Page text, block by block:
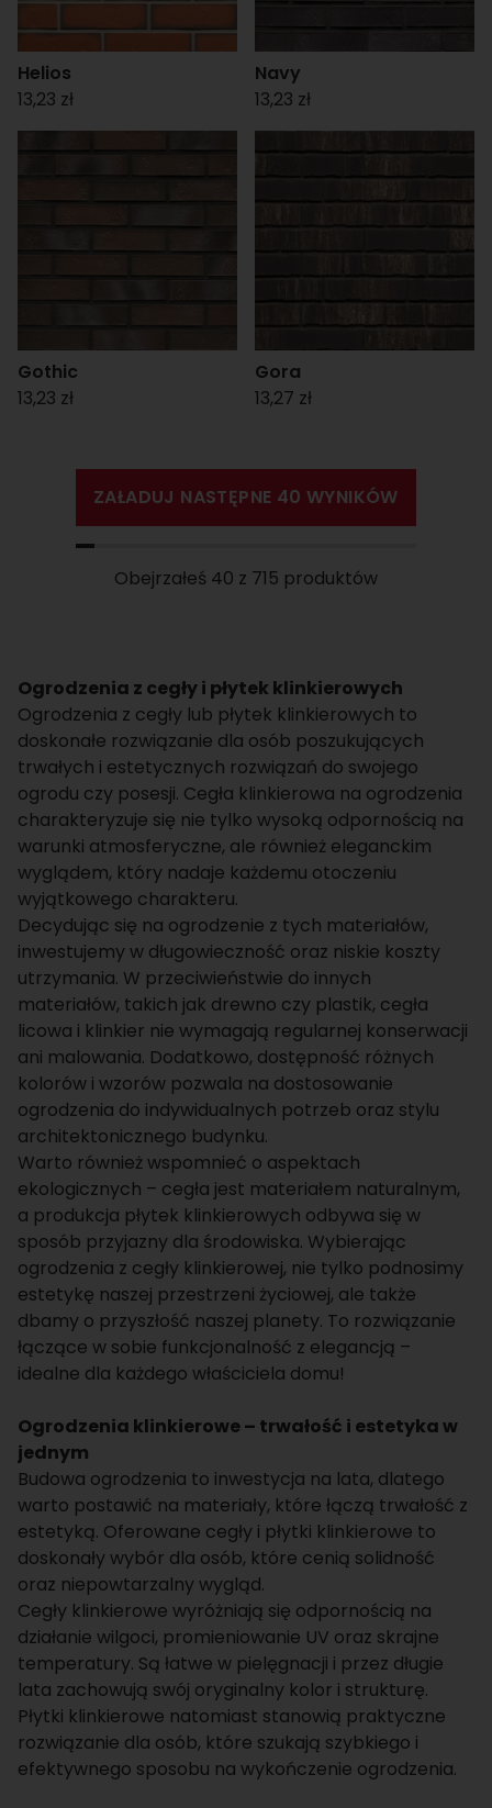
Helios
13,23 zł
Navy
13,23 zł
Gothic
13,23 zł
Gora
13,27 zł
ZAŁADUJ NASTĘPNE 40 WYNIKÓW
Obejrzałeś 40 z 715 produktów
Ogrodzenia z cegły i płytek klinkierowych
Ogrodzenia z cegły lub płytek klinkierowych to
doskonałe rozwiązanie dla osób poszukujących
trwałych i estetycznych rozwiązań do swojego
ogrodu czy posesji. Cegła klinkierowa na ogrodzenia
charakteryzuje się nie tylko wysoką odpornością na
warunki atmosferyczne, ale również eleganckim
wyglądem, który nadaje każdemu otoczeniu
wyjątkowego charakteru.
Decydując się na ogrodzenie z tych materiałów,
inwestujemy w długowieczność oraz niskie koszty
utrzymania. W przeciwieństwie do innych
materiałów, takich jak drewno czy plastik, cegła
licowa i klinkier nie wymagają regularnej konserwacji
ani malowania. Dodatkowo, dostępność różnych
kolorów i wzorów pozwala na dostosowanie
ogrodzenia do indywidualnych potrzeb oraz stylu
architektonicznego budynku.
Warto również wspomnieć o aspektach
ekologicznych – cegła jest materiałem naturalnym,
a produkcja płytek klinkierowych odbywa się w
sposób przyjazny dla środowiska. Wybierając
ogrodzenia z cegły klinkierowej, nie tylko podnosimy
estetykę naszej przestrzeni życiowej, ale także
dbamy o przyszłość naszej planety. To rozwiązanie
łączące w sobie funkcjonalność z elegancją –
idealne dla każdego właściciela domu!
Ogrodzenia klinkierowe – trwałość i estetyka w
jednym
Budowa ogrodzenia to inwestycja na lata, dlatego
warto postawić na materiały, które łączą trwałość z
estetyką. Oferowane cegły i płytki klinkierowe to
doskonały wybór dla osób, które cenią solidność
oraz niepowtarzalny wygląd.
Cegły klinkierowe wyróżniają się odpornością na
działanie wilgoci, promieniowanie UV oraz skrajne
temperatury. Są łatwe w pielęgnacji i przez długie
lata zachowują swój oryginalny kolor i strukturę.
Płytki klinkierowe natomiast stanowią praktyczne
rozwiązanie dla osób, które szukają szybkiego i
efektywnego sposobu na wykończenie ogrodzenia.